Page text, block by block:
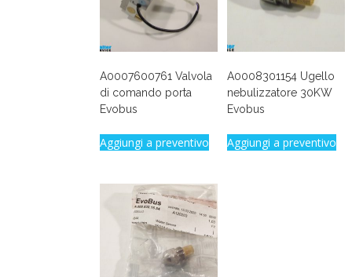
A0007600761 Valvola
di comando porta
Evobus
Aggiungi a preventivo
A0008301154 Ugello
nebulizzatore 30KW
Evobus
Aggiungi a preventivo